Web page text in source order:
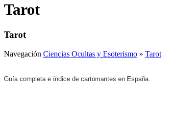
Tarot
Tarot
Navegación Ciencias Ocultas y Esoterismo » Tarot
Guía completa e índice de cartomantes en España.